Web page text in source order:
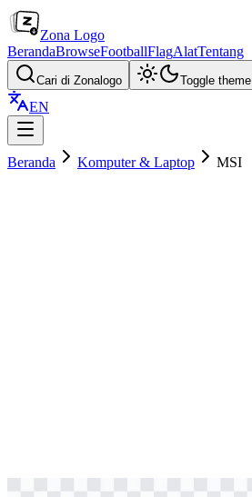
Zona Logo
BerandaBrowseFootballFlagAlatTentang
Cari di Zonalogo Toggle theme
EN
Beranda Komputer & Laptop MSI